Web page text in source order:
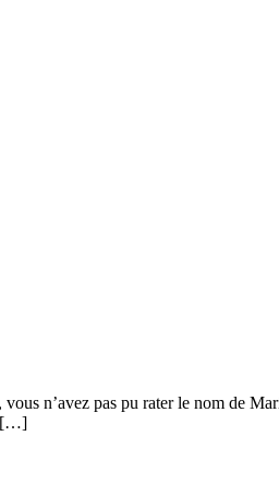
n’avez pas pu rater le nom de
[…]